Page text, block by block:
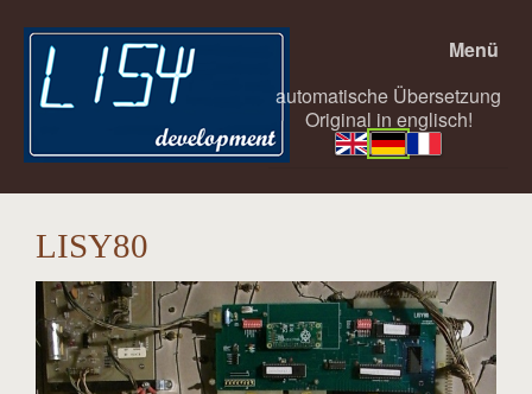
Menü
automatische Übersetzung
Original in englisch!
LISY80